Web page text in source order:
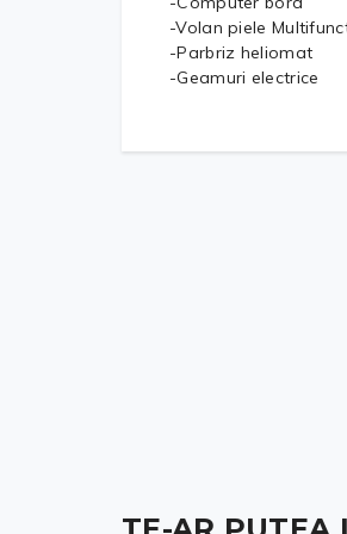
-Volan piele
-Parbriz heliomat
-Geamuri electrice